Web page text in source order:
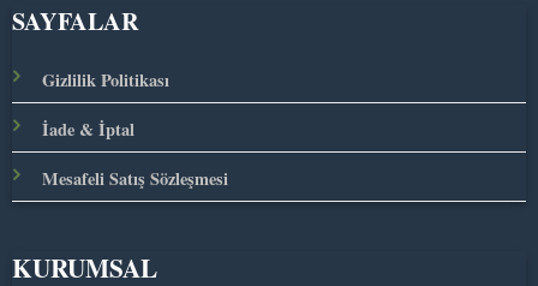
SAYFALAR
Gizlilik Politikası
İade & İptal
Mesafeli Satış Sözleşmesi
KURUMSAL